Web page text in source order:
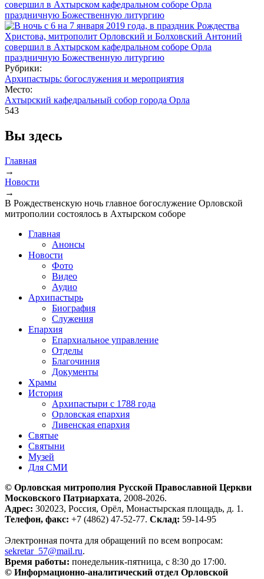
Рубрики:
Архипастырь: богослужения и мероприятия
Место:
Ахтырский кафедральный собор города Орла
543
Вы здесь
Главная
→
Новости
→
В Рождественскую ночь главное богослужение Орловской
митрополии состоялось в Ахтырском соборе
Главная
Анонсы
Новости
Фото
Видео
Аудио
Архипастырь
Биография
Служения
Епархия
Епархиальное управление
Отделы
Благочиния
Документы
Храмы
История
Архипастыри с 1788 года
Орловская епархия
Ливенская епархия
Святые
Святыни
Музей
Для СМИ
© Орловская митрополия Русской Православной Церкви
Московского Патриархата, 2008-2026.
Адрес: 302023, Россия, Орёл, Монастырская площадь, д. 1.
Телефон, факс: +7 (4862) 47-52-77. Склад: 59-14-95
Электронная почта для обращений по всем вопросам:
sekretar_57@mail.ru.
Время работы: понедельник-пятница, с 8:30 до 17:00.
© Информационно-аналитический отдел Орловской